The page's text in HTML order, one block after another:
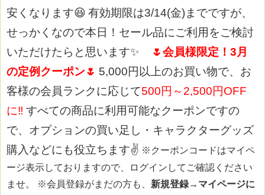
安くなります😆 有効期限は3/14(金)までですが、
せっかくなので本日！セール品にご利用をご検討
いただけたらと思います✨
🌷会員様限定！3月
の定例クーポン🌷 5,000円以上のお買い物で、お
客様の会員ランクに応じて500円～2,500円OFF
に‼ すべての商品に利用可能なクーポンですの
で、オプションの買い足し・キャラクターグッズ
購入などにも役立ちます✌ ※クーポンコードはマイペ
ージ表示しておりますので、ログインしてご確認ください
ませ。
※会員登録がまだの方も、 新規登録→マイページに